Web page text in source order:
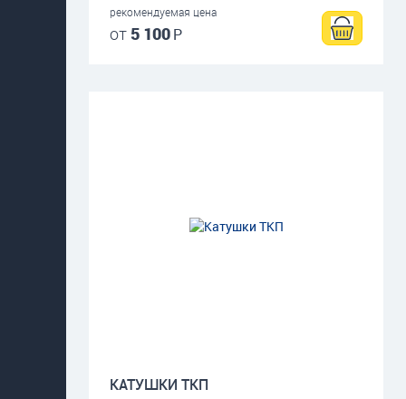
рекомендуемая цена
от 5 100Р
КАТУШКИ ТКП